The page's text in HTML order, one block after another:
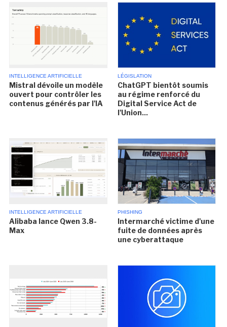
INTELLIGENCE ARTIFICIELLE
Mistral dévoile un modèle
ouvert pour contrôler les
contenus générés par l'IA
LÉGISLATION
ChatGPT bientôt soumis
au régime renforcé du
Digital Service Act de
l'Union...
INTELLIGENCE ARTIFICIELLE
Alibaba lance Qwen 3.8-
Max
PHISHING
Intermarché victime d'une
fuite de données après
une cyberattaque